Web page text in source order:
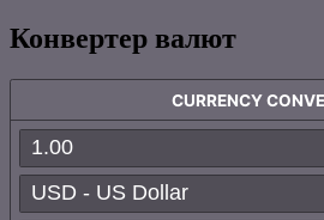
Конвертер валют